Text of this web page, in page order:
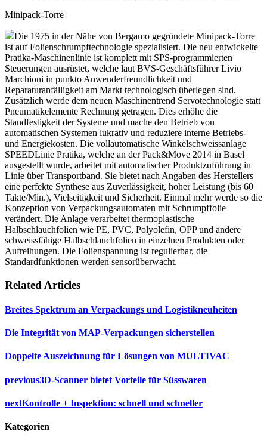
Minipack-Torre
Die 1975 in der Nähe von Bergamo gegründete Minipack-Torre
ist auf Folienschrumpftechnologie spezialisiert. Die neu entwickelte
Pratika-Maschinenlinie ist komplett mit SPS-programmierten
Steuerungen ausrüstet, welche laut BVS-Geschäftsführer Livio
Marchioni in punkto Anwenderfreundlichkeit und
Reparaturanfälligkeit am Markt technologisch überlegen sind.
Zusätzlich werde dem neuen Maschinentrend Servotechnologie statt
Pneumatikelemente Rechnung getragen. Dies erhöhe die
Standfestigkeit der Systeme und mache den Betrieb von
automatischen Systemen lukrativ und reduziere interne Betriebs-
und Energiekosten. Die vollautomatische Winkelschweissanlage
SPEEDLinie Pratika, welche an der Pack&Move 2014 in Basel
ausgestellt wurde, arbeitet mit automatischer Produktzuführung in
Linie über Transportband. Sie bietet nach Angaben des Herstellers
eine perfekte Synthese aus Zuverlässigkeit, hoher Leistung (bis 60
Takte/Min.), Vielseitigkeit und Sicherheit. Einmal mehr werde so die
Konzeption von Verpackungsautomaten mit Schrumpffolie
verändert. Die Anlage verarbeitet thermoplastische
Halbschlauchfolien wie PE, PVC, Polyolefin, OPP und andere
schweissfähige Halbschlauchfolien in einzelnen Produkten oder
Aufreihungen. Die Folienspannung ist regulierbar, die
Standardfunktionen werden sensorüberwacht.
Related Articles
Breites Spektrum an Verpackungs und Logistikneuheiten
Die Integrität von MAP-Verpackungen sicherstellen
Doppelte Auszeichnung für Lösungen von MULTIVAC
previous3D-Scanner bietet Vorteile für Süsswaren
nextKontrolle + Inspektion: schnell und schneller
Kategorien